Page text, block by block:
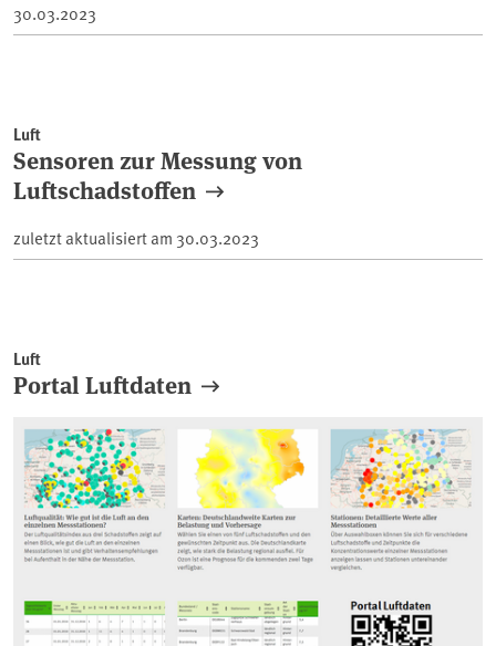
30.03.2023
Luft
Sensoren zur Messung von
Luftschadstoffen
zuletzt aktualisiert am 30.03.2023
Luft
Portal Luftdaten